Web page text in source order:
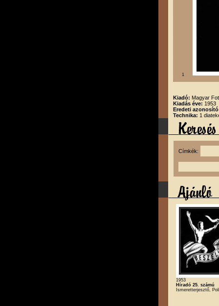
1
Kiadó: Magyar
Kiadás éve: 1953
Eredeti
Technika: 1
Címkék:
1953
Híradó 25. számú
Ismeretterjesztő,